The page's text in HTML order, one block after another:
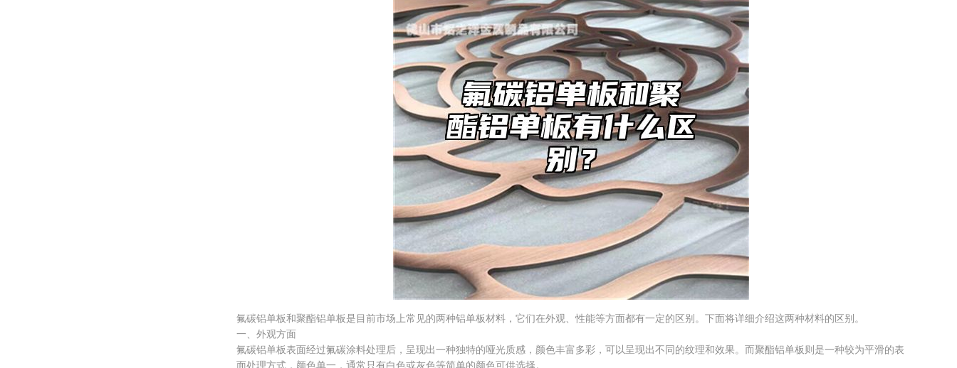
氟碳铝单板和聚酯铝单板是目前市场上常见的两种铝单板材料，它们在外观、性能等方面都有一定的区别。下面将详细介绍这两种材料的区别。
一、外观方面
氟碳铝单板表面经过氟碳涂料处理后，呈现出一种独特的哑光质感，颜色丰富多彩，可以呈现出不同的纹理和效果。而聚酯铝单板则是一种较为平滑的表
面处理方式，颜色单一，通常只有白色或灰色等简单的颜色可供选择。